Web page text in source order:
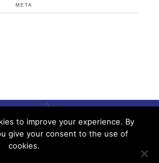
META
to improve your experience. By
give your consent to the use of
cookies.